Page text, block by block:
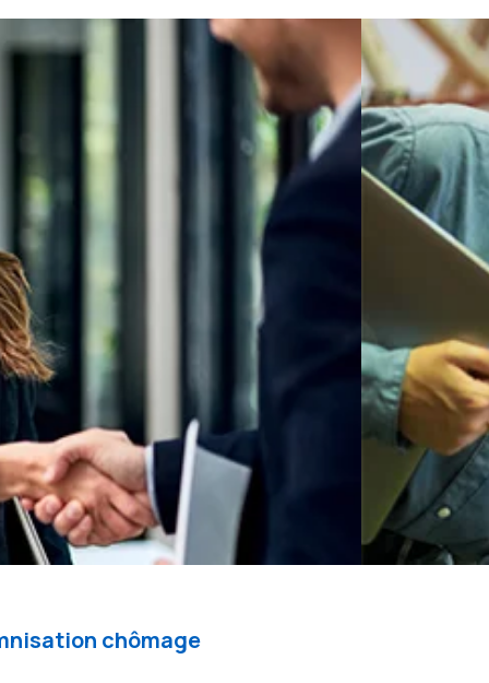
chômage